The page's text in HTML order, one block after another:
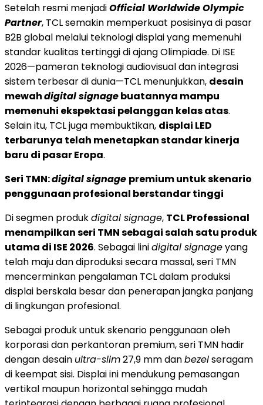
Setelah resmi menjadiOfficial Worldwide Olympic
Partner, TCL semakin memperkuat posisinya di pasar
B2B global melalui teknologi displai yang memenuhi
standar kualitas tertinggi di ajang Olimpiade. Di ISE
2026—pameran teknologi audiovisual dan integrasi
sistem terbesar di dunia—TCL menunjukkan, desain
mewahdigital signagebuatannya mampu
memenuhi ekspektasi pelanggan kelas atas.
Selain itu, TCL juga membuktikan, displai LED
terbarunya telah menetapkan standar kinerja
baru di pasar Eropa.
Seri TMN:digital signage premium untuk skenario
penggunaan profesional berstandar tinggi
Di segmen produkdigital signage, TCL Professional
menampilkan seri TMN sebagai salah satu produk
utama di ISE 2026. Sebagai linidigital signageyang
telah maju dan diproduksi secara massal, seri TMN
mencerminkan pengalaman TCL dalam produksi
displai berskala besar dan penerapan jangka panjang
di lingkungan profesional.
Sebagai produk untuk skenario penggunaan oleh
korporasi dan perkantoran premium, seri TMN hadir
dengan desain ultra-slim27,9 mm danbezelseragam
di keempat sisi. Displai ini mendukung pemasangan
vertikal maupun horizontal sehingga mudah